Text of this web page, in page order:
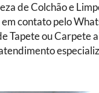
de Colchão e
contato pelo
Tapete ou Carpete